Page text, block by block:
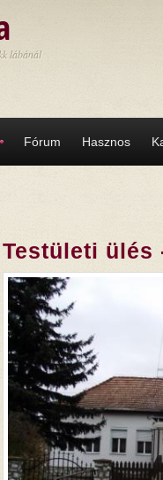
lábánál
Fórum Hasznos
Testületi ülés